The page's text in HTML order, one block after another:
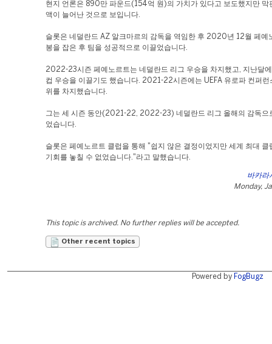
현지 언론은 890만 파운드(154억 원)의 가치가 있다고 보도했지만 막
액이 늘어난 것으로 보입니다.
슬롯은 네덜란드 AZ 알크마르의 감독을 역임한 후 2020년 12월 페예
봉을 잡은 후 팀을 성공적으로 이끌었습니다.
2022-23시즌 페예노르트는 네덜란드 리그 우승을 차지했고, 지난달
컵 우승을 이끌기도 했습니다. 2021-22시즌에는 UEFA 유로파 컨퍼런
위를 차지했습니다.
그는 세 시즌 동안(2021-22, 2022-23) 네덜란드 리그 올해의 감독으
었습니다.
슬롯은 페예노르트 클럽을 통해 "쉽지 않은 결정이었지만 세계 최대 클
기회를 놓칠 수 없었습니다."라고 말했습니다.
바카라
Monday,
This topic is archived. No further replies will be accepted.
Other recent topics
Powered by FogBugz